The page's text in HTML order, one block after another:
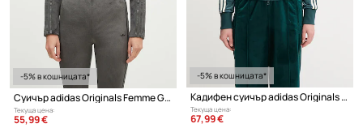
-5% в кошницата*
Суичър adidas Originals Femme Galore Rib Cardigan
Текуща цена:
55,99 €
-5% в кошницата*
Кадифен суичър adidas Originals Fb Liberty Tt
Текуща цена:
67,99 €